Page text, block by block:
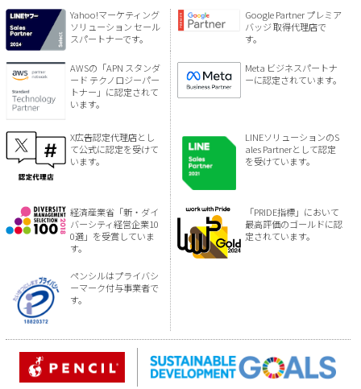
Yahoo!マーケティング
ソリューション セール
スパートナーです。
Google Partner プレミア
バッジ 取得代理店で
す。
AWSの「APN スタンダ
ード テクノロジーパー
トナー」に認定されて
います。
Meta ビジネスパートナ
ーに認定されています。
X広告認定代理店とし
て公式に認定を受けて
います。
LINEソリューションのS
ales Partnerとして認定
を受けています。
経済産業省「新・ダイ
バーシティ経営企業10
0選」を受賞していま
す。
「PRIDE指標」において
最高評価のゴールドに認
定されています。
ペンシルはプライバシ
ーマーク付与事業者で
す。